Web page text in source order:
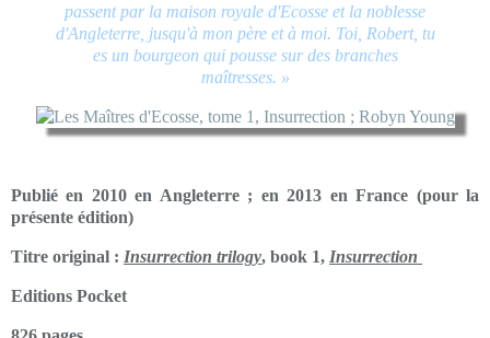
passent par la maison royale d'Ecosse et la noblesse
d'Angleterre, jusqu'à mon père et à moi. Toi, Robert, tu
es un bourgeon qui pousse sur des branches
maîtresses. »
Publié en 2010 en Angleterre ; en 2013 en France (pour la
présente édition)
Titre original : Insurrection trilogy, book 1, Insurrection
Editions Pocket